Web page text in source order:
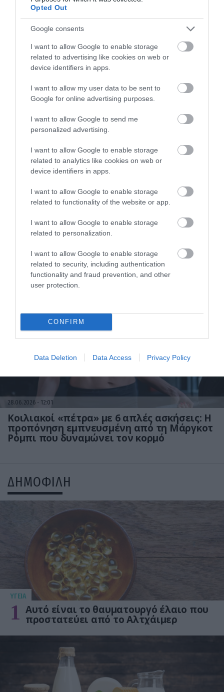
Opted Out
Google consents
I want to allow Google to enable storage
related to advertising like cookies on web or
device identifiers in apps.
I want to allow my user data to be sent to
Google for online advertising purposes.
I want to allow Google to send me
personalized advertising.
I want to allow Google to enable storage
related to analytics like cookies on web or
device identifiers in apps.
I want to allow Google to enable storage
related to functionality of the website or app.
I want to allow Google to enable storage
related to personalization.
I want to allow Google to enable storage
related to security, including authentication
functionality and fraud prevention, and other
user protection.
CONFIRM
Data Deletion Data Access Privacy Policy
30.06.2026 00:01
Μελέτη: Η ταχύτητα με την οποία ξεκινάς
να περπατάς μπορεί να προβλέψει τον
κίνδυνο θανάτου
28.06.2026 12:01
Ξεχάστε τα 10.000 βήματα: Η 30λεπτη
ιαπωνική μέθοδος περπατήματος που
«ανεβάζει» την άσκηση σε άλλο επίπεδο
28.06.2026 12:01
Κοιλιακοί «πέτρα» με 6 απλές ασκήσεις: Η
προπόνηση εμπνευσμένη από τη Μάργκοτ
Ρόμπι που δυναμώνει τον κορμό
ΔΗΜΟΦΙΛΗ
ΥΓΕΙΑ
1 Αυτό είναι το θαυματουργό έλαιο που
προστατεύει από το Αλτχάιμερ